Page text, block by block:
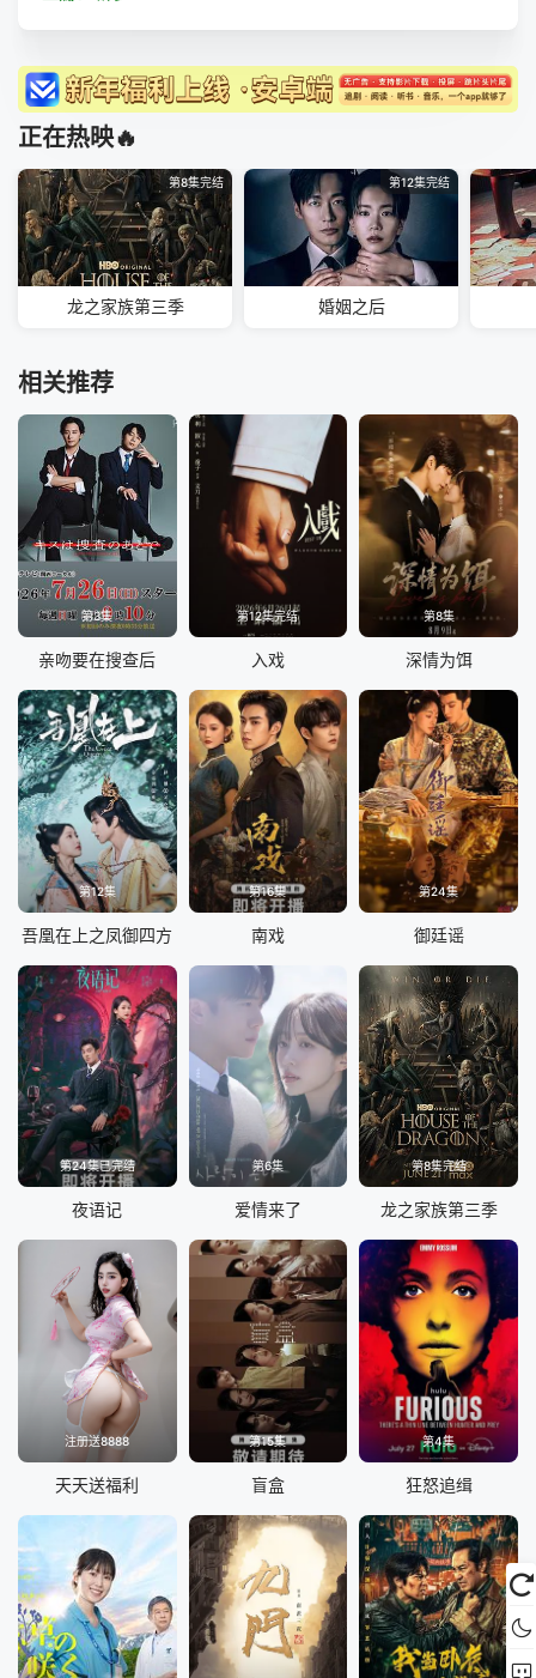
正在热映🔥
第8集完结
龙之家族第三季
第12集完结
婚姻之后
相关推荐
第3集
亲吻要在搜查后
第12集完结
入戏
第8集
深情为饵
第12集
吾凰在上之凤御四方
第16集
南戏
第24集
御廷谣
第24集已完结
夜语记
第6集
爱情来了
第8集完结
龙之家族第三季
注册送8888
天天送福利
第15集
盲盒
第4集
狂怒追缉